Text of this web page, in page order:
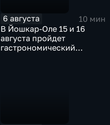
6 августа
10 мин
В Йошкар-Оле 15 и 16
августа пройдет
гастрономический